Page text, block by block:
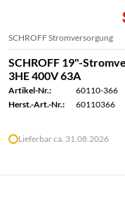
SCHROFF Stromversorgung
SCHROFF 19"-
3HE 400V 63A
Artikel-Nr.:
60110-366
Herst.-Art.-Nr.:
60110366
Lieferbar ca. 31.08.2026